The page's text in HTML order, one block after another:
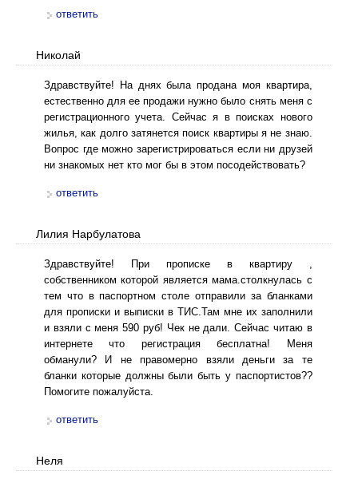
ответить
Николай
Здравствуйте! На днях была продана моя квартира,
естественно для ее продажи нужно было снять меня с
регистрационного учета. Сейчас я в поисках нового
жилья, как долго затянется поиск квартиры я не знаю.
Вопрос где можно зарегистрироваться если ни друзей
ни знакомых нет кто мог бы в этом посодействовать?
ответить
Лилия Нарбулатова
Здравствуйте! При прописке в квартиру ,
собственником которой является мама.столкнулась с
тем что в паспортном столе отправили за бланками
для прописки и выписки в ТИС.Там мне их заполнили
и взяли с меня 590 руб! Чек не дали. Сейчас читаю в
интернете что регистрация бесплатна! Меня
обманули? И не правомерно взяли деньги за те
бланки которые должны были быть у паспортистов??
Помогите пожалуйста.
ответить
Неля